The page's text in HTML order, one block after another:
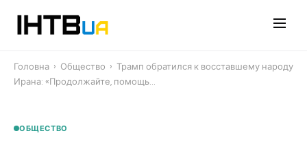
Головна › Общество › ​Трамп обратился к восставшему народу
Ирана: «Продолжайте, помощь…
ОБЩЕСТВО